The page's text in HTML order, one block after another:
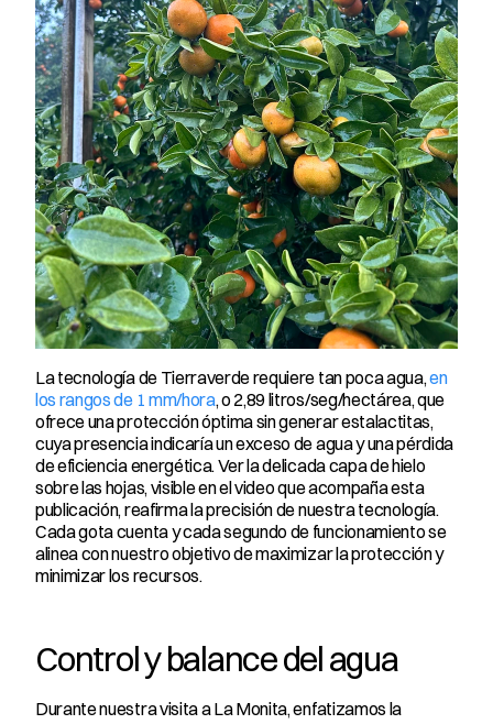
La tecnología de Tierraverde requiere tan poca agua, en
los rangos de 1 mm/hora, o 2,89 litros/seg/hectárea, que
ofrece una protección óptima sin generar estalactitas,
cuya presencia indicaría un exceso de agua y una pérdida
de eficiencia energética. Ver la delicada capa de hielo
sobre las hojas, visible en el video que acompaña esta
publicación, reafirma la precisión de nuestra tecnología.
Cada gota cuenta y cada segundo de funcionamiento se
alinea con nuestro objetivo de maximizar la protección y
minimizar los recursos.
Control y balance del agua
Durante nuestra visita a La Monita, enfatizamos la